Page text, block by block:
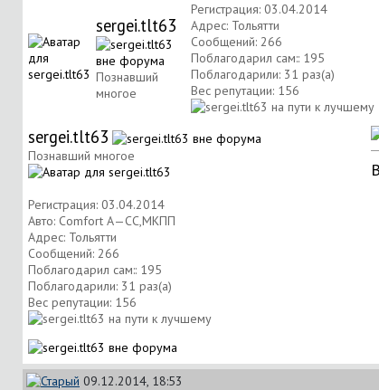
sergei.tlt63
Познавший
многое
Регистрация: 03.04.2014
Адрес: Тольятти
Сообщений: 266
Поблагодарил сам:: 195
Поблагодарили: 31 раз(а)
Вес репутации: 156
sergei.tlt63
Познавший многое
Регистрация: 03.04.2014
Авто: Comfort А—СС,МКПП
Адрес: Тольятти
Сообщений: 266
Поблагодарил сам:: 195
Поблагодарили: 31 раз(а)
Вес репутации: 156
09.12.2014, 18:53